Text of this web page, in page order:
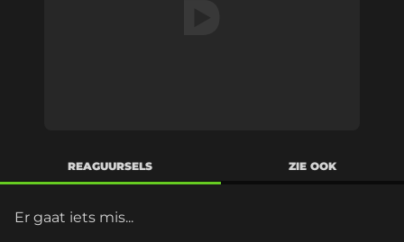
REAGUURSELS ZIE OOK
Er gaat iets mis...